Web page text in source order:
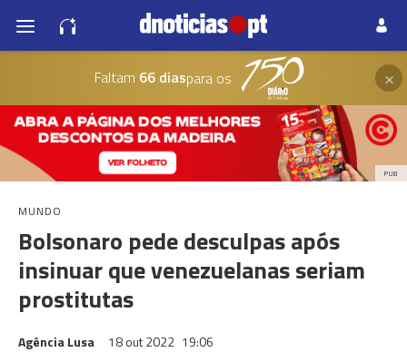
Faltam 66 diaspara os ×
PUB
MUNDO
Bolsonaro pede desculpas após
insinuar que venezuelanas seriam
prostitutas
Agência Lusa 18 out 2022 19:06